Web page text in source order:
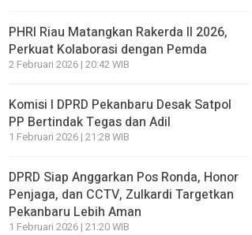
PHRI Riau Matangkan Rakerda II 2026,
Perkuat Kolaborasi dengan Pemda
2 Februari 2026 | 20:42 WIB
Komisi I DPRD Pekanbaru Desak Satpol
PP Bertindak Tegas dan Adil
1 Februari 2026 | 21:28 WIB
DPRD Siap Anggarkan Pos Ronda, Honor
Penjaga, dan CCTV, Zulkardi Targetkan
Pekanbaru Lebih Aman
1 Februari 2026 | 21:20 WIB